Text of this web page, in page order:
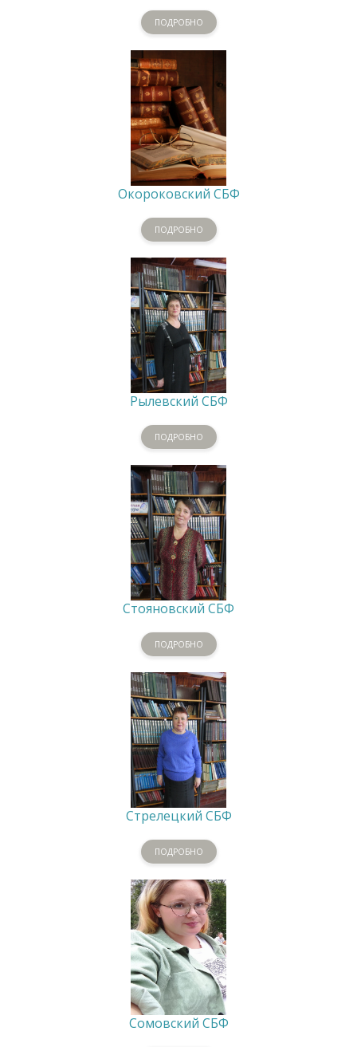
ПОДРОБНО
Окороковский СБФ
ПОДРОБНО
Рылевский СБФ
ПОДРОБНО
Стояновский СБФ
ПОДРОБНО
Стрелецкий СБФ
ПОДРОБНО
Сомовский СБФ